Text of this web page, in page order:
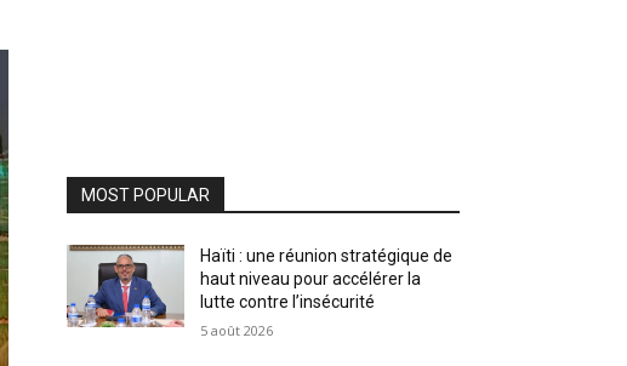
MOST POPULAR
Haïti : une réunion stratégique de
haut niveau pour accélérer la
lutte contre l’insécurité
5 août 2026